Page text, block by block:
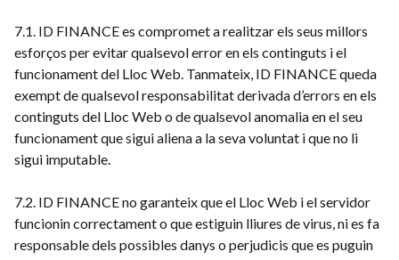
7.1. ID FINANCE es compromet a realitzar els seus millors
esforços per evitar qualsevol error en els continguts i el
funcionament del Lloc Web. Tanmateix, ID FINANCE queda
exempt de qualsevol responsabilitat derivada d’errors en els
continguts del Lloc Web o de qualsevol anomalia en el seu
funcionament que sigui aliena a la seva voluntat i que no li
sigui imputable.
7.2. ID FINANCE no garanteix que el Lloc Web i el servidor
funcionin correctament o que estiguin lliures de virus, ni es fa
responsable dels possibles danys o perjudicis que es puguin